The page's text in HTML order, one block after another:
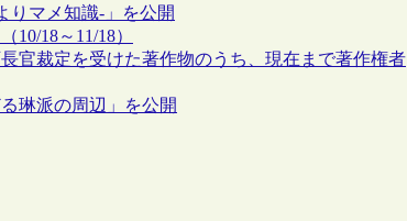
りマメ知識-」を公開
18～11/18）
官裁定を受けた著作物のうち、現在まで著作権者
琳派の周辺」を公開